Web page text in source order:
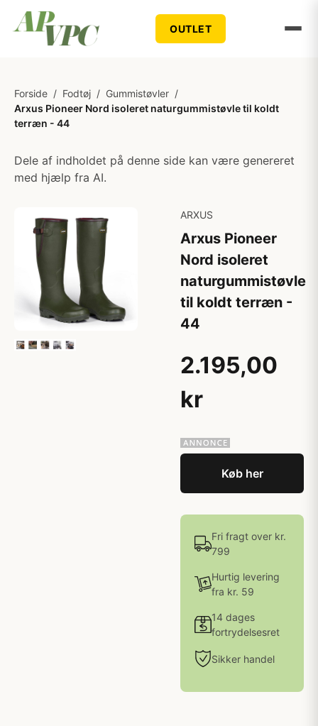
OUTLET
Forside / Fodtøj / Gummistøvler /
Arxus Pioneer Nord isoleret naturgummistøvle til koldt
terræn - 44
Dele af indholdet på denne side kan være genereret
med hjælp fra AI.
ARXUS
Arxus Pioneer
Nord isoleret
naturgummistøvle
til koldt terræn -
44
2.195,00
kr
Køb her
Fri fragt over kr.
799
Hurtig levering
fra kr. 59
14 dages
fortrydelsesret
Sikker handel